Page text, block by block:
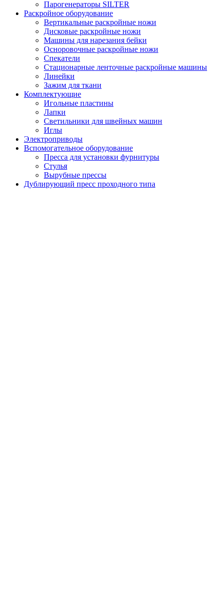
Парогенераторы SILTER
Раскройное оборудование
Вертикальные раскройные ножи
Дисковые раскройные ножи
Машины для нарезания бейки
Осноровочные раскройные ножи
Спекатели
Стационарные ленточные раскройные машины
Линейки
Зажим для ткани
Комплектующие
Игольные пластины
Лапки
Светильники для швейных машин
Иглы
Электроприводы
Вспомогательное оборудование
Пресса для установки фурнитуры
Стулья
Вырубные прессы
Дублирующий пресс проходного типа